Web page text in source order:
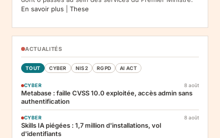
En savoir plus
These
ACTUALITÉS
TOUT CYBER NIS2 RGPD AI ACT
CYBER 8 août
Metabase : faille CVSS 10.0 exploitée, accès admin sans
authentification
CYBER 8 août
Skills IA piégées : 1,7 million d'installations, vol
d'identifiants